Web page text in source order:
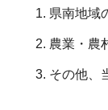
県南地域
農業・農
その他、